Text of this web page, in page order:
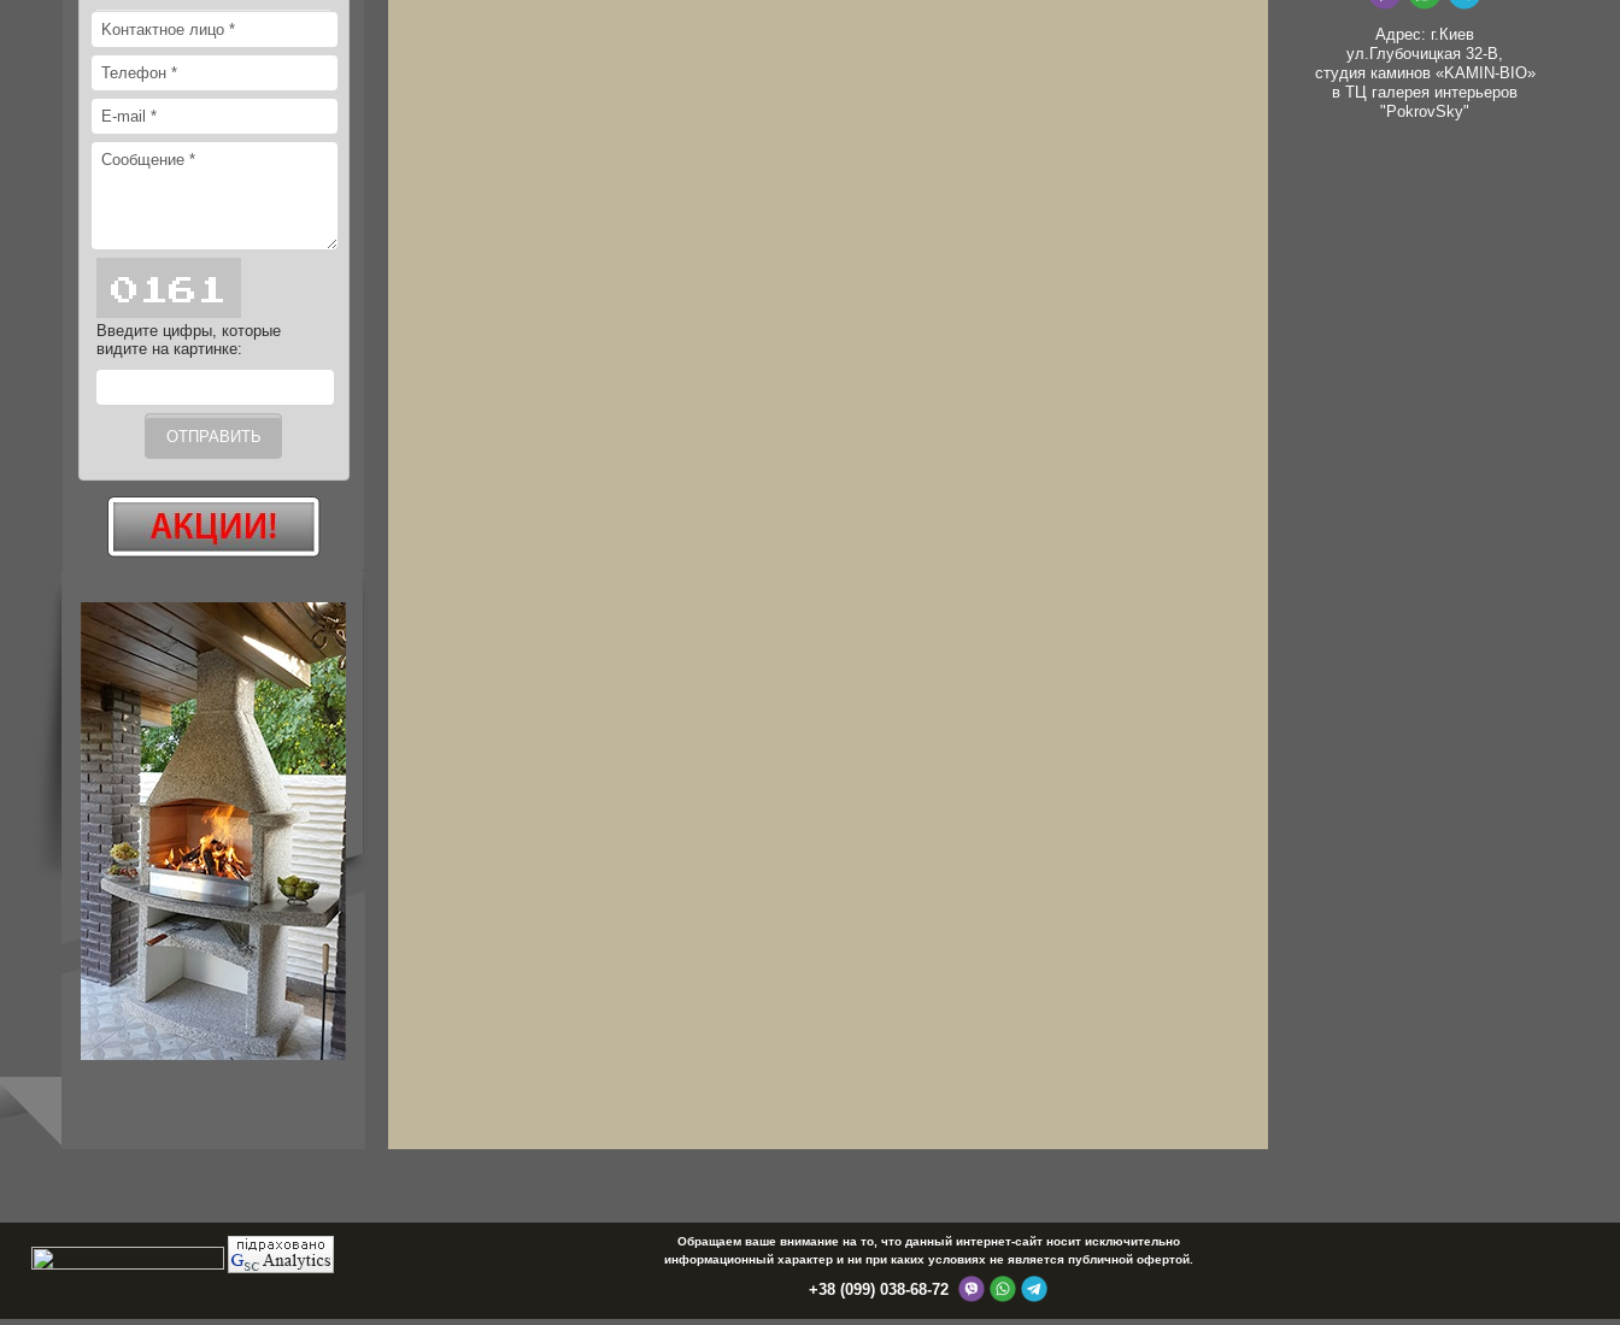
Введите цифры, которые
видите на картинке:
Адрес: г.Киев
ул.Глубочицкая 32-В,
студия каминов «KAMIN-BIO»
в ТЦ галерея интерьеров
"PokrovSky"
Обращаем ваше внимание на то, что данный интернет-сайт носит исключительно
информационный характер и ни при каких условиях не является публичной офертой.
+38 (099) 038-68-72